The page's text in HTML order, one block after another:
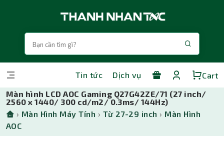
Tin tức Dịch vụ
Cart
Màn hình LCD AOC Gaming Q27G42ZE/71 (27 inch/
2560 x 1440/ 300 cd/m2/ 0.3ms/ 144Hz)
› Màn Hình Máy Tính › Từ 27-29 inch › Màn Hình
AOC